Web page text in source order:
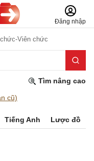
Đăng nhập
Viên chức
Tìm nâng cao
cũ)
Tiếng Anh Lược đồ